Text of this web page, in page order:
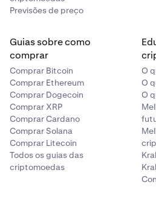
altamente responsivo à
Index Price
Um preço calculado que
ponderada dos preços
renome.
Quando usar: Útil para
neutra e abrangente do
influência de anomalias
temporárias numa única
usado para preços e
contratos de derivados.
Previsões de preço
Guias sobre como
comprar
Comprar Bitcoin
Comprar Ethereum
Comprar Dogecoin
Comprar XRP
Comprar Cardano
Comprar Solana
Comprar Litecoin
Todos os guias das
criptomoedas
O
O
O